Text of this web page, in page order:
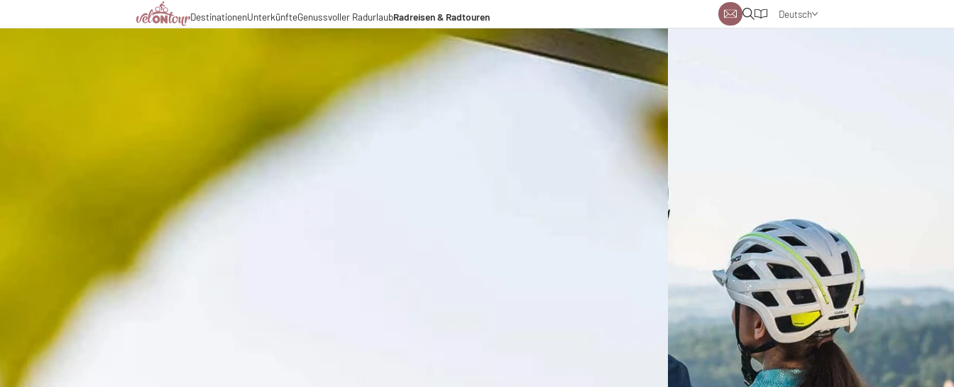
Destinationen
Italien
Unterkünfte
Italien
Genussvoller Radurlaub
Urlaubsthemen
Partner & Wirtschaftskooperationen
Radreisen & Radtouren
Radreisen
Fernradwege
Deutsch
Englisch